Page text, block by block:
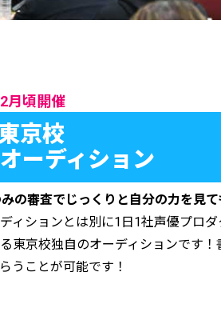
月頃開催
京校
ーディション
の審査でじっくりと自分の力を見
ィションとは別に1日1社声優プロ
東京校独自のオーディションです
うことが可能です！